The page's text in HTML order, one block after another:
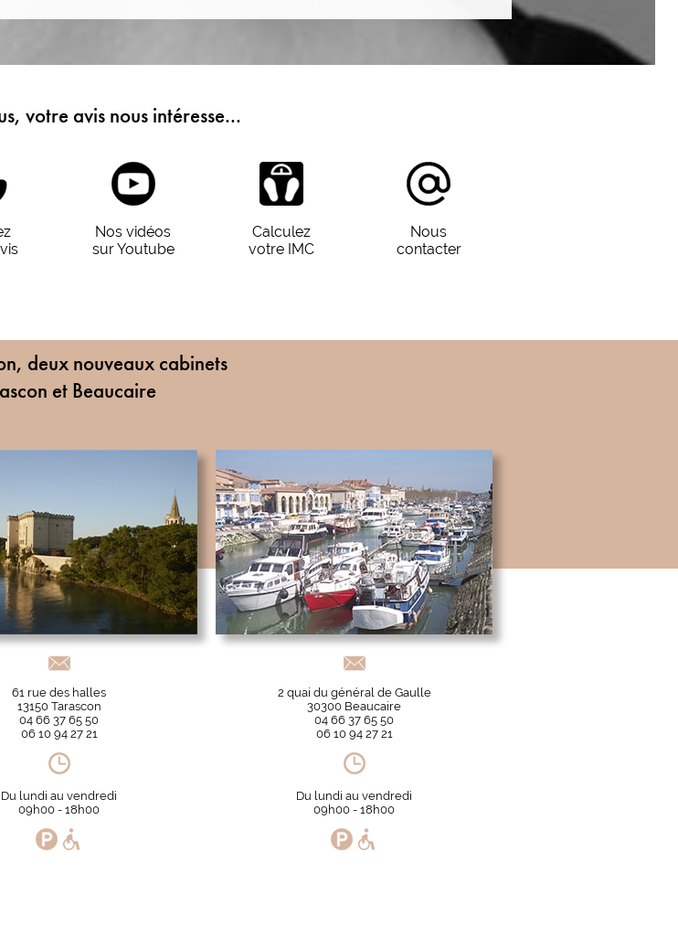
votre avis nous intéresse...
Nos vidéos
sur Youtube
Calculez
votre IMC
Nous
contacter
deux nouveaux cabinets
et Beaucaire
61 rue des halles
13150 Tarascon
04 66 37 65 50
06 10 94 27 21
Du lundi au vendredi
09h00 - 18h00
2 quai du général de Gaulle
30300 Beaucaire
04 66 37 65 50
06 10 94 27 21
Du lundi au vendredi
09h00 - 18h00